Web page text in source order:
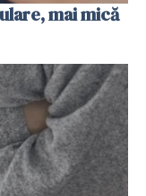
mai mică